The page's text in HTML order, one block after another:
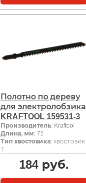
Полотно по дереву
для электролобзика
KRAFTOOL 159531-3
Производитель: Kraftool
Длина, мм: 75
Тип хвостовика: хвостовик
Т
184руб.